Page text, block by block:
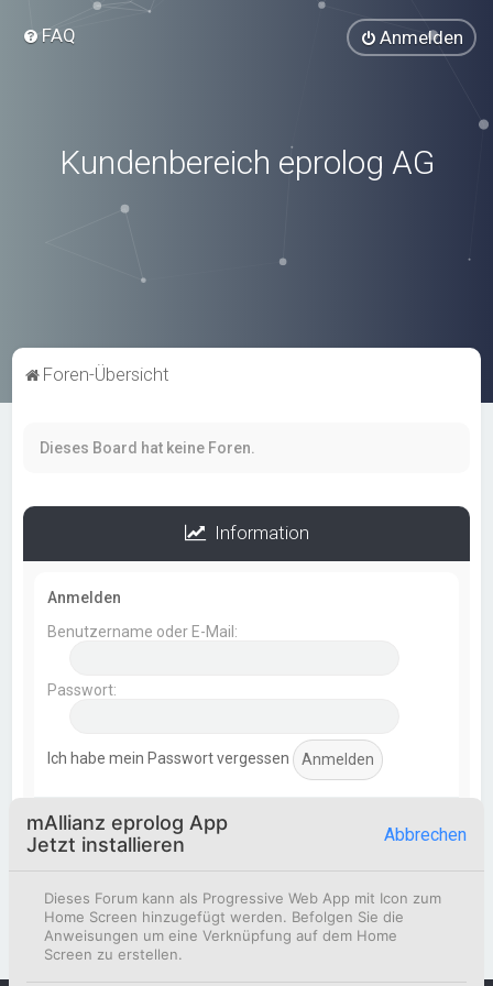
FAQ Anmelden
Kundenbereich eprolog AG
Foren-Übersicht
Dieses Board hat keine Foren.
Information
Anmelden
Benutzername oder E-Mail:
Passwort:
Ich habe mein Passwort vergessen
Statistik
Beiträge insgesamt
Korbinian Eismann
mAllianz eprolog App
Jetzt installieren
Abbrechen
Dieses Forum kann als Progressive Web App mit Icon zum
Home Screen hinzugefügt werden. Befolgen Sie die
Anweisungen um eine Verknüpfung auf dem Home
Screen zu erstellen.